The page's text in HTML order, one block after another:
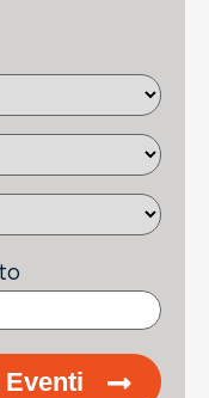
Eventi